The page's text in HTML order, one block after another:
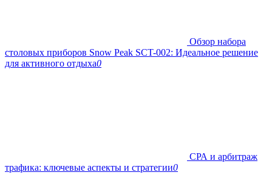
Обзор набора
столовых приборов Snow Peak SCT-002: Идеальное решение
для активного отдыха0
СРА и арбитраж
трафика: ключевые аспекты и стратегии0